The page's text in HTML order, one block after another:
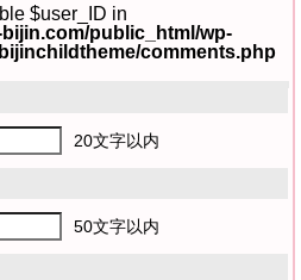
$user_ID in
public_html/wp-
comments.php
20文字以内
50文字以内